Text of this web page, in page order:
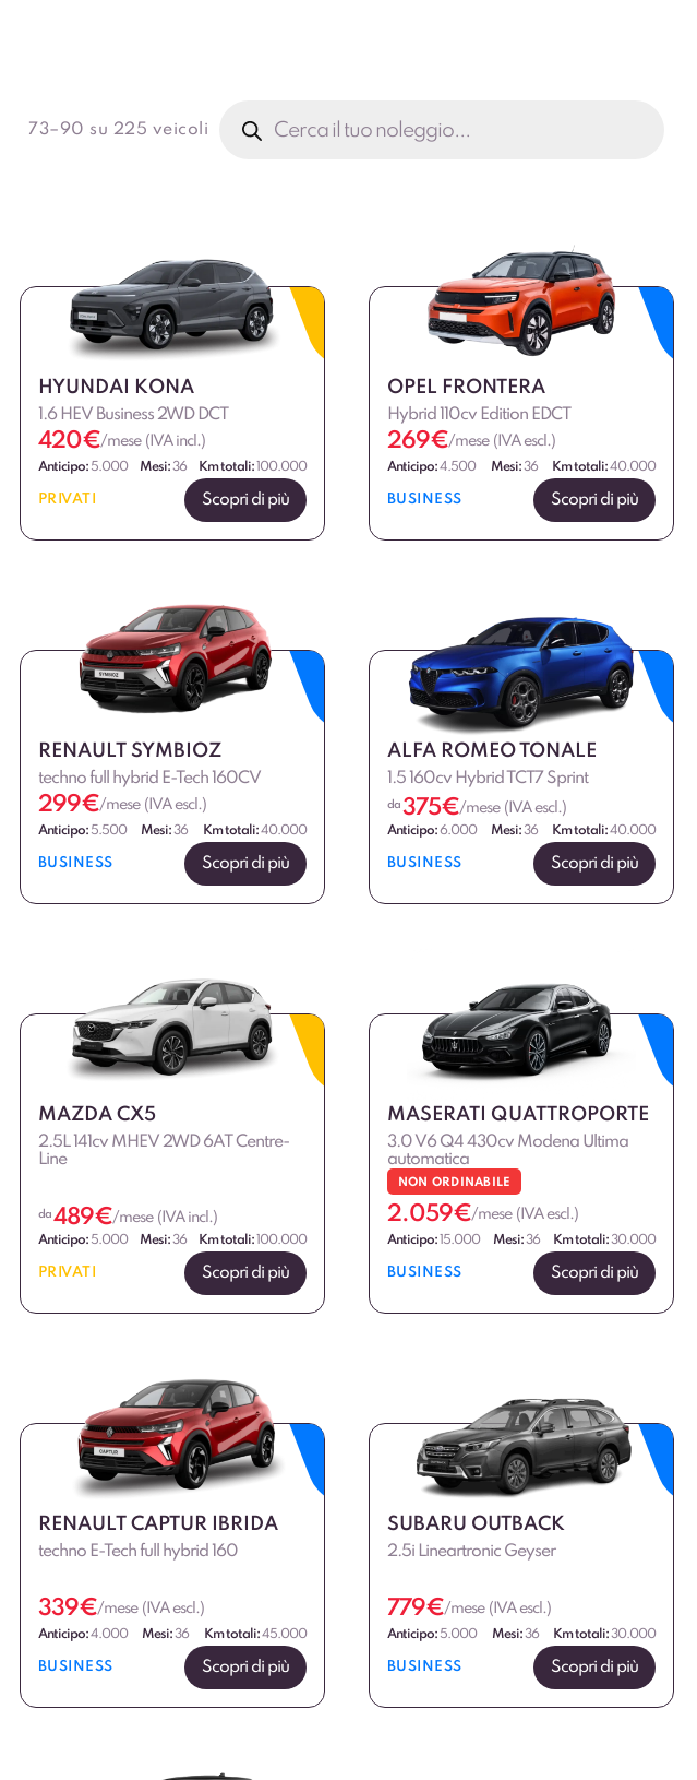
73–90 su 225 veicoli
prodotti
HYUNDAI KONA
1.6 HEV Business 2WD DCT
420€/mese (IVA incl.)
Anticipo:5.000 Mesi:36 Km totali:100.000
PRIVATI Scopri di più
OPEL FRONTERA
Hybrid 110cv Edition EDCT
269€/mese (IVA escl.)
Anticipo:4.500 Mesi:36 Km totali:40.000
BUSINESS Scopri di più
RENAULT SYMBIOZ
techno full hybrid E-Tech 160CV
299€/mese (IVA escl.)
Anticipo:5.500 Mesi:36 Km totali:40.000
BUSINESS Scopri di più
ALFA ROMEO TONALE
1.5 160cv Hybrid TCT7 Sprint
da 375€/mese (IVA escl.)
Anticipo:6.000 Mesi:36 Km totali:40.000
BUSINESS Scopri di più
MAZDA CX5
2.5L 141cv MHEV 2WD 6AT Centre-
Line
da 489€/mese (IVA incl.)
Anticipo: 5.000 Mesi:36 Km totali: 100.000
PRIVATI Scopri di più
MASERATI QUATTROPORTE
3.0 V6 Q4 430cv Modena Ultima
automatica
NON ORDINABILE
2.059€/mese (IVA escl.)
Anticipo:15.000 Mesi:36 Km totali:30.000
BUSINESS Scopri di più
RENAULT CAPTUR IBRIDA
techno E-Tech full hybrid 160
339€/mese (IVA escl.)
Anticipo:4.000 Mesi:36 Km totali:45.000
BUSINESS Scopri di più
SUBARU OUTBACK
2.5i Lineartronic Geyser
779€/mese (IVA escl.)
Anticipo:5.000 Mesi:36 Km totali:30.000
BUSINESS Scopri di più